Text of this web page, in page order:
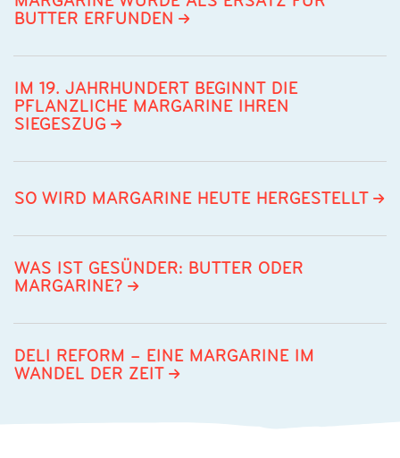
BUTTER ERFUNDEN
IM 19. JAHRHUNDERT BEGINNT DIE
PFLANZLICHE MARGARINE IHREN
SIEGESZUG
SO WIRD MARGARINE HEUTE HERGESTELLT
WAS IST GESÜNDER: BUTTER ODER
MARGARINE?
DELI REFORM – EINE MARGARINE IM
WANDEL DER ZEIT